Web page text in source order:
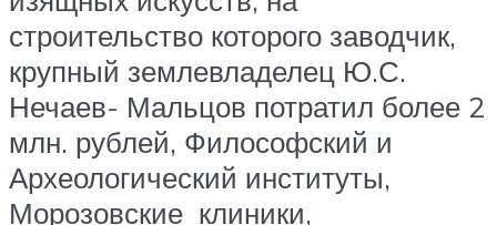
строительство которого заводчик,
крупный землевладелец Ю.С.
Нечаев- Мальцов потратил более 2
млн. рублей, Философский и
Археологический институты,
Морозовские клиники,